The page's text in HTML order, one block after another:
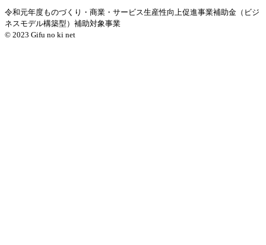
令和元年度ものづくり・商業・サービス生産性向上促進事業補助金（ビジ
ネスモデル構築型）補助対象事業
© 2023 Gifu no ki net